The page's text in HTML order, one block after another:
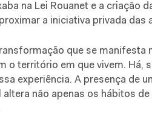
na Lei Rouanet e a criação
a iniciativa privada das
que se manifesta
o território em que vivem. Há,
experiência. A presença de
altera não apenas os hábitos